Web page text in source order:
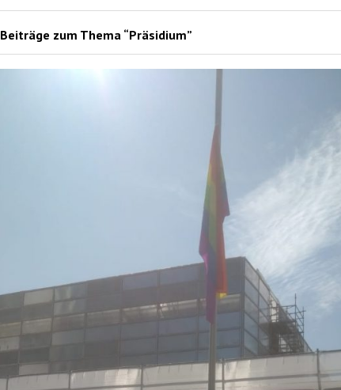
zum Thema “Präsidium”